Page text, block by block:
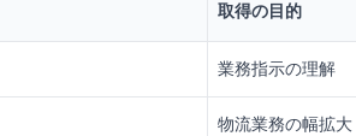
取得の目的
業務指示の理解
物流業務の幅拡大